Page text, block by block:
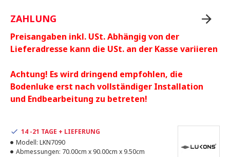
ZAHLUNG
Preisangaben inkl. USt. Abhängig von der
Lieferadresse kann die USt. an der Kasse variieren
Achtung! Es wird dringend empfohlen, die
Bodenluke erst nach vollständiger Installation
und Endbearbeitung zu betreten!
14 -21 TAGE + LIEFERUNG
Modell: LKN7090
Abmessungen: 70.00cm x 90.00cm x 9.50cm